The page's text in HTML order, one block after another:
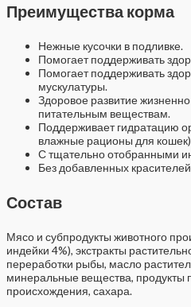
Преимущества корма
Нежные кусочки в подливке.
Помогает поддерживать
Помогает поддерживать
мускулатуры.
Здоровое развитие
питательным веществам.
Поддерживает гидратацию
влажные рационы для
С тщательно отобранными
Без добавленных
Состав
Мясо и субпродукты животного
индейки 4%), экстракты
переработки рыбы, масло
минеральные вещества, продукты
происхождения, сахара.